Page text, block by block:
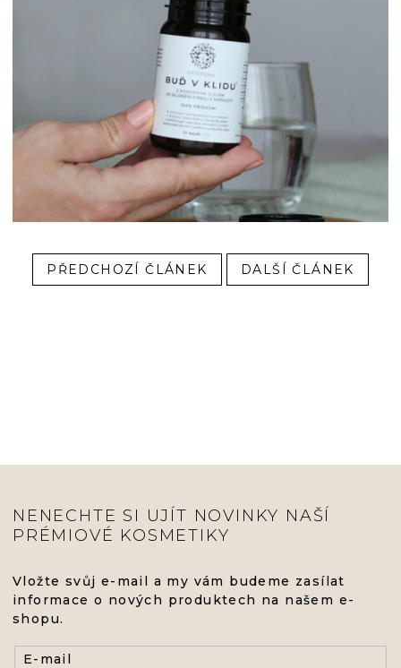
PŘEDCHOZÍ ČLÁNEK DALŠÍ ČLÁNEK
NENECHTE SI UJÍT NOVINKY NAŠÍ
PRÉMIOVÉ KOSMETIKY
Vložte svůj e-mail a my vám budeme zasílat
informace o nových produktech na našem e-
shopu.
E-mail